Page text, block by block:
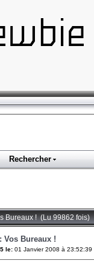
Rechercher
Bureaux ! (Lu 99862 fois)
Vos Bureaux !
le: 01 Janvier 2008 à 23:52:39